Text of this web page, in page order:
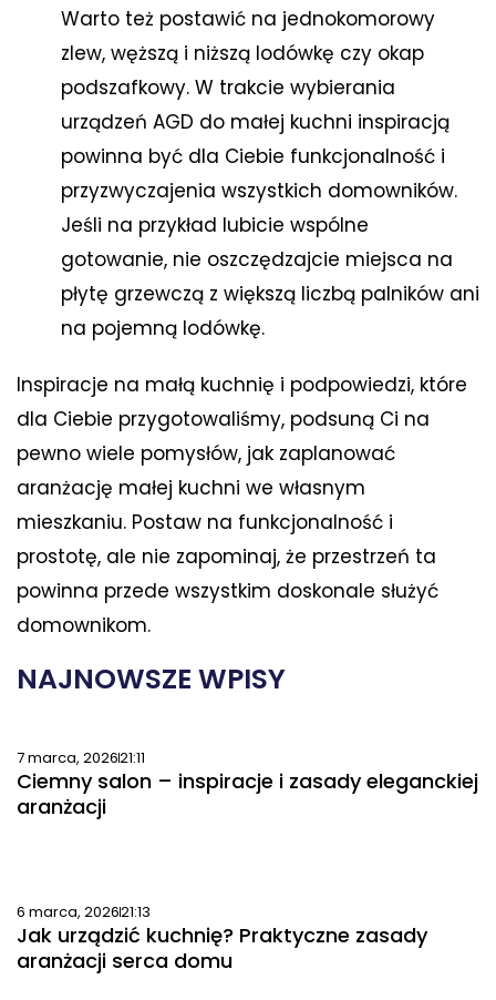
Warto też postawić na jednokomorowy
zlew, węższą i niższą lodówkę czy okap
podszafkowy. W trakcie wybierania
urządzeń AGD do małej kuchni inspiracją
powinna być dla Ciebie funkcjonalność i
przyzwyczajenia wszystkich domowników.
Jeśli na przykład lubicie wspólne
gotowanie, nie oszczędzajcie miejsca na
płytę grzewczą z większą liczbą palników ani
na pojemną lodówkę.
Inspiracje na małą kuchnię i podpowiedzi, które
dla Ciebie przygotowaliśmy, podsuną Ci na
pewno wiele pomysłów, jak zaplanować
aranżację małej kuchni we własnym
mieszkaniu. Postaw na funkcjonalność i
prostotę, ale nie zapominaj, że przestrzeń ta
powinna przede wszystkim doskonale służyć
domownikom.
NAJNOWSZE WPISY
7 marca, 202621:11
Ciemny salon – inspiracje i zasady eleganckiej
aranżacji
6 marca, 202621:13
Jak urządzić kuchnię? Praktyczne zasady
aranżacji serca domu